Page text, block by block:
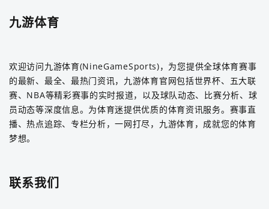
九游体育
欢迎访问九游体育(NineGameSports)，为您提供全球体育赛事
的最新、最全、最热门资讯，九游体育官网包括世界杯、五大联
赛、NBA等精彩赛事的实时报道，以及球队动态、比赛分析、球
员动态等深度信息。为体育迷提供优质的体育资讯服务。赛事直
播、热点追踪、专栏分析，一网打尽，九游体育，成就您的体育
梦想。
联系我们